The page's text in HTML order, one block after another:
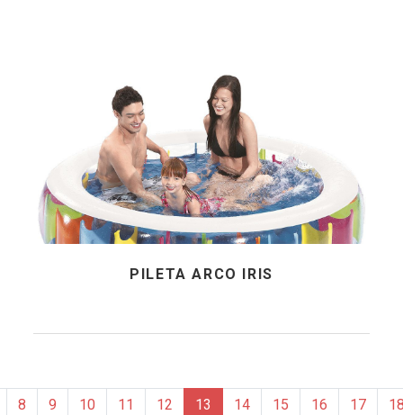
PILETA ARCO IRIS
8 9 10 11 12 13 14 15 16 17